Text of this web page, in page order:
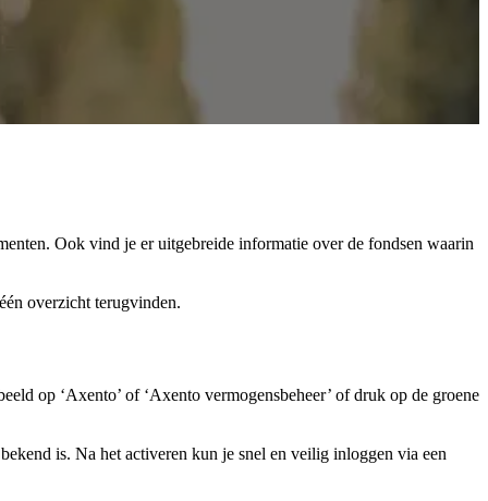
Ook vind je er uitgebreide informatie over de fondsen waarin
overzicht terugvinden.
op ‘Axento’ of ‘Axento vermogensbeheer’ of druk op de groene
is. Na het activeren kun je snel en veilig inloggen via een